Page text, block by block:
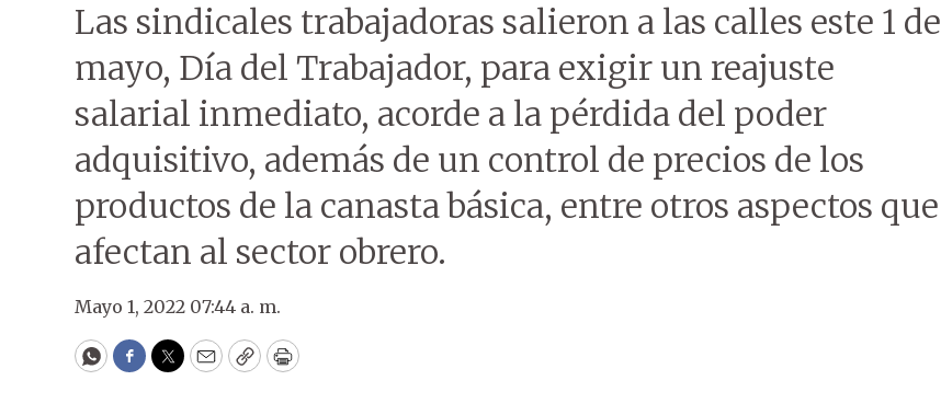
Las sindicales trabajadoras salieron a las calles este 1 de
mayo, Día del Trabajador, para exigir un reajuste
salarial inmediato, acorde a la pérdida del poder
adquisitivo, además de un control de precios de los
productos de la canasta básica, entre otros aspectos que
afectan al sector obrero.
Mayo 1, 2022 07:44 a. m.
WhatsApp
Facebook
Twitter
EmailCopyPrint